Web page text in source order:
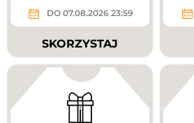
DO 07.08.2026 23:59
SKORZYSTAJ